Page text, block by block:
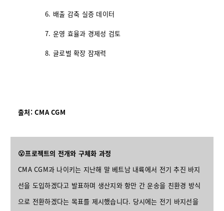
배출 감축 실증 데이터
운영 효율과 경제성 검토
글로벌 확장 잠재력
출처: CMA CGM
😮프로젝트의 전개와 구체화 과정
CMA CGM과 나이키는 지난해 말 베트남 내륙에서 전기 추진 바지
선을 도입하겠다고 발표하며 생산지와 항만 간 운송을 친환경 방식
으로 전환하겠다는 목표를 제시했습니다. 당시에는 전기 바지선을